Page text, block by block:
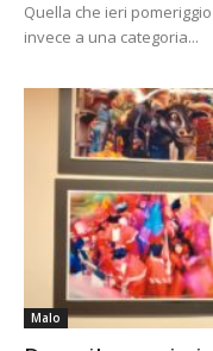
Quella che ieri
invece a una categoria...
Malo